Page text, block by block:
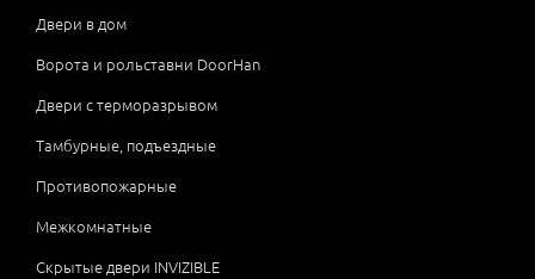
Двери в дом
Ворота и рольставни DoorHan
Двери с терморазрывом
Тамбурные, подъездные
Противопожарные
Межкомнатные
Скрытые двери INVIZIBLE